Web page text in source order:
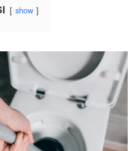
show